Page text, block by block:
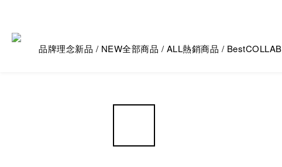
品牌理念新品 / NEW全部商品 / ALL熱銷商品 / BestCOLLAB